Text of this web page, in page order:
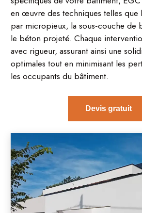
en œuvre des techniques telles que
par micropieux, la sous-couche de
le béton projeté. Chaque
avec rigueur, assurant ainsi une
optimales tout en minimisant les
les occupants du bâtiment.
Devis gratuit